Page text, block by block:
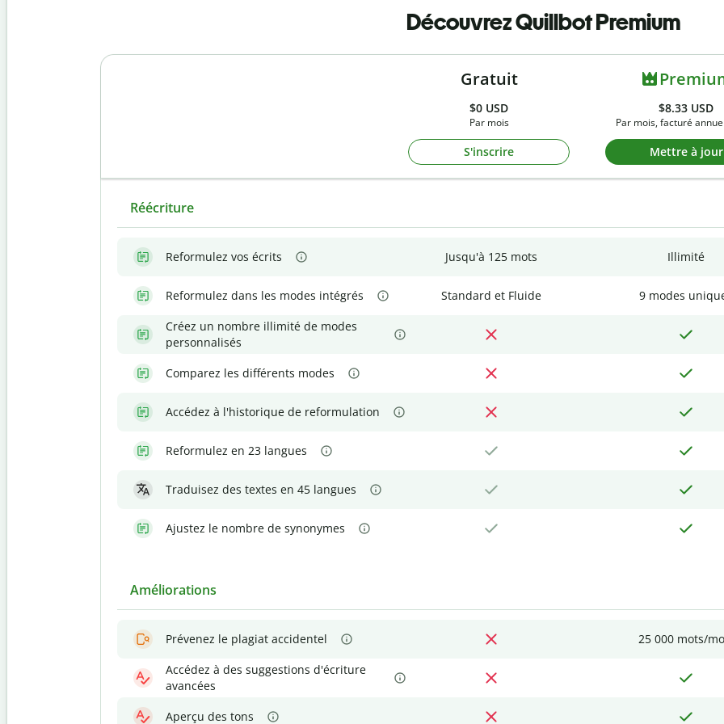
Découvrez Quillbot Premium
Gratuit
$0 USD
Par mois
S'inscrire
$8.33 USD
Par mois, facturé
Mettre à jour
Réécriture
Reformulez vos écrits Jusqu'à 125 mots Illimité
Reformulez dans les modes intégrés Standard et Fluide
9 modes
Créez un nombre illimité de modes
personnalisés
Comparez les différents modes
Accédez à l'historique de reformulation
Reformulez en 23 langues
Traduisez des textes en 45 langues
Ajustez le nombre de synonymes
Améliorations
Prévenez le plagiat accidentel
25 000 mots/
Accédez à des suggestions d'écriture
avancées
Aperçu des tons